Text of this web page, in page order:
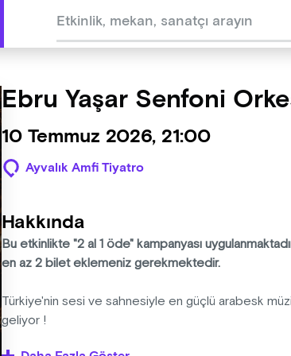
Ebru Yaşar Senfoni
10 Temmuz 2026, 21:00
Ayvalık Amfi Tiyatro
Hakkında
Bu etkinlikte "2 al 1 öde" kampanyası
en az 2 bilet eklemeniz gerekmektedir.
Türkiye'nin sesi ve sahnesiyle en güçlü arabesk
geliyor !